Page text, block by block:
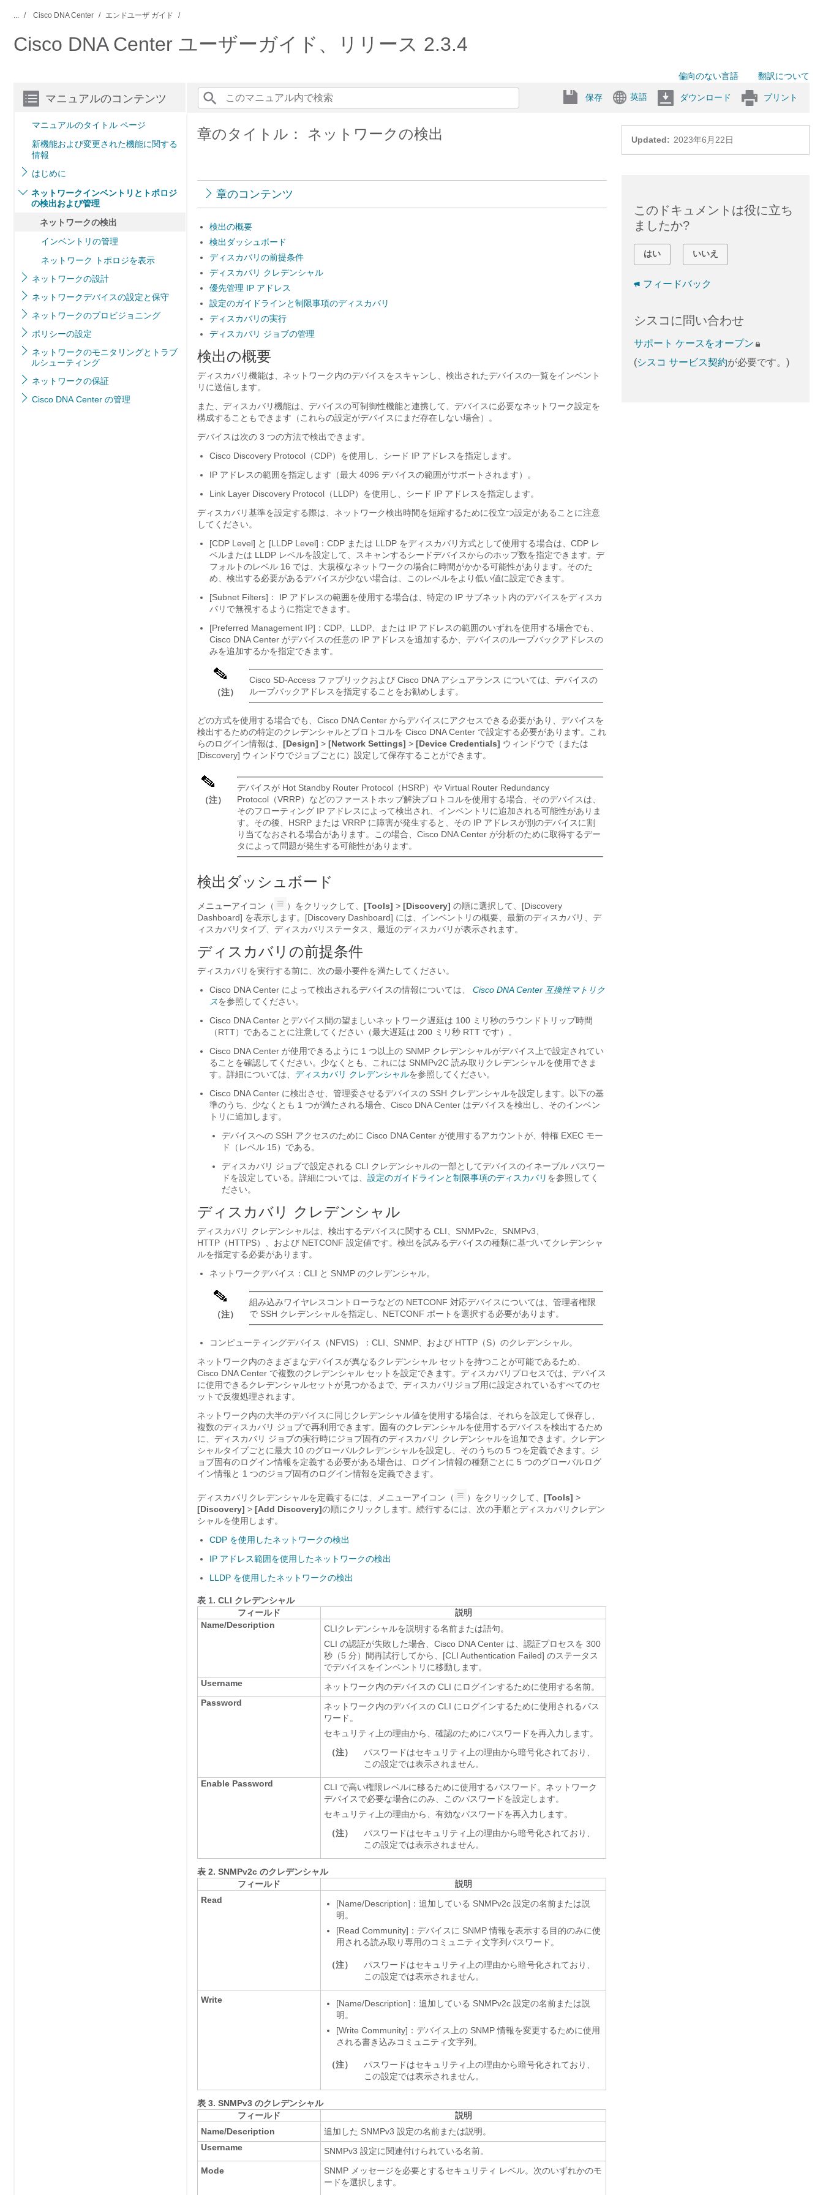
... Cisco DNA Center エンドユーザ ガイド
Cisco DNA Center ユーザーガイド、リリース 2.3.4
偏向のない言語 翻訳について
マニュアルのコンテンツ
マニュアルのタイトル ページ
新機能および変更された機能に関する
情報
はじめに
ネットワークインベントリとトポロジ
の検出および管理
ネットワークの検出
インベントリの管理
ネットワーク トポロジを表示
ネットワークの設計
ネットワークデバイスの設定と保守
ネットワークのプロビジョニング
ポリシーの設定
ネットワークのモニタリングとトラブ
ルシューティング
ネットワークの保証
Cisco DNA Center の管理
保存 英語 ダウンロード プリント
Updated: 2023年6月22日
章のタイトル： ネットワークの検出
章のコンテンツ
検出の概要
検出ダッシュボード
ディスカバリの前提条件
ディスカバリ クレデンシャル
優先管理 IP アドレス
設定のガイドラインと制限事項のディスカバリ
ディスカバリの実行
ディスカバリ ジョブの管理
検出の概要
ディスカバリ機能は、ネットワーク内のデバイスをスキャンし、検出されたデバイスの一覧をインベント
リに送信します。
また、ディスカバリ機能は、デバイスの可制御性機能と連携して、デバイスに必要なネットワーク設定を
構成することもできます（これらの設定がデバイスにまだ存在しない場合）。
デバイスは次の 3 つの方法で検出できます。
Cisco Discovery Protocol（CDP）を使用し、シード IP アドレスを指定します。
IP アドレスの範囲を指定します（最大 4096 デバイスの範囲がサポートされます）。
Link Layer Discovery Protocol（LLDP）を使用し、シード IP アドレスを指定します。
ディスカバリ基準を設定する際は、ネットワーク検出時間を短縮するために役立つ設定があることに注意
してください。
[CDP Level] と [LLDP Level] ：CDP または LLDP をディスカバリ方式として使用する場合は、CDP レ
ベルまたは LLDP レベルを設定して、スキャンするシードデバイスからのホップ数を指定できます。デ
フォルトのレベル 16 では、大規模なネットワークの場合に時間がかかる可能性があります。そのた
め、検出する必要があるデバイスが少ない場合は、このレベルをより低い値に設定できます。
[Subnet Filters]：
IP アドレスの範囲を使用する場合は、特定の IP サブネット内のデバイスをディスカ
バリで無視するように指定できます。
[Preferred Management IP]：CDP、LLDP、または IP アドレスの範囲のいずれを使用する場合でも、
Cisco DNA Center がデバイスの任意の IP アドレスを追加するか、デバイスのループバックアドレスの
みを追加するかを指定できます。
（注）
Cisco SD-Access ファブリックおよび Cisco DNA アシュアランス については、デバイスの
ループバックアドレスを指定することをお勧めします。
どの方式を使用する場合でも、 Cisco DNA Center からデバイスにアクセスできる必要があり、デバイスを
検出するための特定のクレデンシャルとプロトコルを Cisco DNA Center で設定する必要があります。これ
らのログイン情報は、 [Design] > [Network Settings] > [Device Credentials] ウィンドウで（または
[Discovery] ウィンドウでジョブごとに）設定して保存することができます。
（注）
デバイスが Hot Standby Router Protocol（HSRP）や Virtual Router Redundancy
Protocol（VRRP）などのファーストホップ解決プロトコルを使用する場合、そのデバイスは、
そのフローティング IP アドレスによって検出され、インベントリに追加される可能性がありま
す。その後、HSRP または VRRP に障害が発生すると、その IP アドレスが別のデバイスに割
り当てなおされる場合があります。この場合、 Cisco DNA Center が分析のために取得するデー
タによって問題が発生する可能性があります。
検出ダッシュボード
メニューアイコン（ ）をクリックして、 [Tools] > [Discovery] の順に選択して、[Discovery
Dashboard] を表示します。 [Discovery Dashboard] には、インベントリの概要、最新のディスカバリ、デ
ィスカバリタイプ、ディスカバリステータス、最近のディスカバリが表示されます。
ディスカバリの前提条件
ディスカバリを実行する前に、次の最小要件を満たしてください。
Cisco DNA Center によって検出されるデバイスの情報については、 Cisco DNA Center 互換性マトリク
スを参照してください。
Cisco DNA Center とデバイス間の望ましいネットワーク遅延は 100 ミリ秒のラウンドトリップ時間
（RTT）であることに注意してください（最大遅延は 200 ミリ秒 RTT です）。
Cisco DNA Center が使用できるように 1 つ以上の SNMP クレデンシャルがデバイス上で設定されてい
ることを確認してください。少なくとも、これには SNMPv2C 読み取りクレデンシャルを使用できま
す。 詳細については、 ディスカバリ クレデンシャルを参照してください。
Cisco DNA Center に検出させ、管理委させるデバイスの SSH クレデンシャルを設定します。以下の基
準のうち、少なくとも 1 つが満たされる場合、 Cisco DNA Center はデバイスを検出し、そのインベン
トリに追加します。
デバイスへの SSH アクセスのために Cisco DNA Center が使用するアカウントが、特権 EXEC モー
ド（レベル 15）である。
ディスカバリ ジョブで設定される CLI クレデンシャルの一部としてデバイスのイネーブル パスワー
ドを設定している。詳細については、 設定のガイドラインと制限事項のディスカバリ を参照してく
ださい。
ディスカバリ クレデンシャル
ディスカバリ クレデンシャルは、検出するデバイスに関する CLI、SNMPv2c、SNMPv3、
HTTP（HTTPS）、および NETCONF 設定値です。検出を試みるデバイスの種類に基づいてクレデンシャ
ルを指定する必要があります。
ネットワークデバイス：CLI と SNMP のクレデンシャル。
（注）
組み込みワイヤレスコントローラなどの NETCONF 対応デバイスについては、管理者権限
で SSH クレデンシャルを指定し、NETCONF ポートを選択する必要があります。
コンピューティングデバイス（NFVIS）：CLI、SNMP、および HTTP（S）のクレデンシャル。
ネットワーク内のさまざまなデバイスが異なるクレデンシャル セットを持つことが可能であるため、
Cisco DNA Center で複数のクレデンシャル セットを設定できます。ディスカバリプロセスでは、デバイス
に使用できるクレデンシャルセットが見つかるまで、ディスカバリジョブ用に設定されているすべてのセ
ットで反復処理されます。
ネットワーク内の大半のデバイスに同じクレデンシャル値を使用する場合は、それらを設定して保存し、
複数のディスカバリ ジョブで再利用できます。固有のクレデンシャルを使用するデバイスを検出するため
に、ディスカバリ ジョブの実行時にジョブ固有のディスカバリ クレデンシャルを追加できます。クレデン
シャルタイプごとに最大 10 のグローバルクレデンシャルを設定し、そのうちの 5 つを定義できます。ジ
ョブ固有のログイン情報を定義する必要がある場合は、ログイン情報の種類ごとに 5 つのグローバルログ
イン情報と 1 つのジョブ固有のログイン情報を定義できます。
ディスカバリクレデンシャルを定義するには、 メニューアイコン（ ）をクリックして、 [Tools] >
[Discovery] > [Add Discovery]の順にクリックします。続行するには、次の手順とディスカバリクレデン
シャルを使用します。
CDP を使用したネットワークの検出
IP アドレス範囲を使用したネットワークの検出
LLDP を使用したネットワークの検出
表 1. CLI クレデンシャル
フィールド
説明
Name/Description
CLIクレデンシャルを説明する名前または語句。
CLI の認証が失敗した場合、 Cisco DNA Center は、認証プロセスを 300
秒（5 分）間再試行してから、[CLI Authentication Failed] のステータス
でデバイスをインベントリに移動します。
Username
ネットワーク内のデバイスの CLI にログインするために使用する名前。
Password
ネットワーク内のデバイスの CLI にログインするために使用されるパス
ワード。
セキュリティ上の理由から、確認のためにパスワードを再入力します。
（注）
パスワードはセキュリティ上の理由から暗号化されており、
この設定では表示されません。
Enable Password
CLI で高い権限レベルに移るために使用するパスワード。ネットワーク
デバイスで必要な場合にのみ、このパスワードを設定します。
セキュリティ上の理由から、有効なパスワードを再入力します。
（注）
パスワードはセキュリティ上の理由から暗号化されており、
この設定では表示されません。
表 2. SNMPv2c のクレデンシャル
フィールド
説明
Read
[Name/Description]：追加している SNMPv2c 設定の名前または説
明。
[Read Community] ：デバイスに SNMP 情報を表示する目的のみに使
用される読み取り専用のコミュニティ文字列パスワード。
（注）
パスワードはセキュリティ上の理由から暗号化されており、
この設定では表示されません。
Write
[Name/Description]：追加している SNMPv2c 設定の名前または説
明。
[Write Community] ：デバイス上の SNMP 情報を変更するために使用
される書き込みコミュニティ文字列。
（注）
パスワードはセキュリティ上の理由から暗号化されており、
この設定では表示されません。
表 3. SNMPv3 のクレデンシャル
フィールド
説明
Name/Description
追加した SNMPv3 設定の名前または説明。
Username
SNMPv3 設定に関連付けられている名前。
Mode
SNMP メッセージを必要とするセキュリティ レベル。次のいずれかのモ
ードを選択します。
このドキュメントは役に立ち
ましたか?
はい いいえ
フィードバック
シスコに問い合わせ
サポート ケースをオープン
(シスコ サービス契約が必要です。)